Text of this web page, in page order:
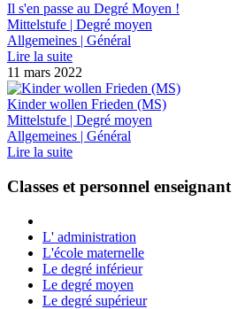
Il s'en passe au Degré Moyen !
Mittelstufe | Degré moyen
Allgemeines | Général
Lire la suite
11 mars 2022
Kinder wollen Frieden (MS)
Mittelstufe | Degré moyen
Allgemeines | Général
Lire la suite
Classes et personnel enseignant
L' administration
L'école maternelle
Le degré inférieur
Le degré moyen
Le degré supérieur